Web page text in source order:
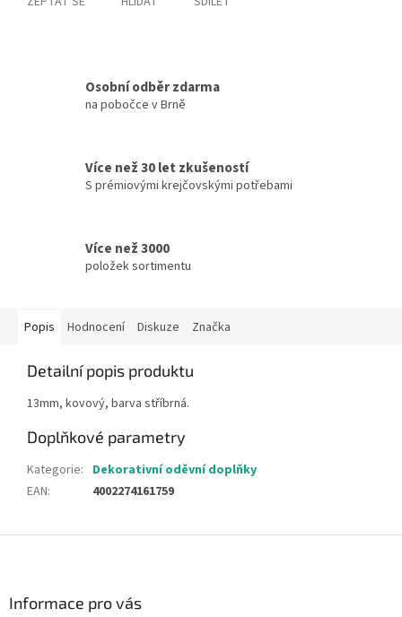
Osobní odběr zdarma
na pobočce v Brně
Více než 30 let zkušeností
S prémiovými krejčovskými potřebami
Více než 3000
položek sortimentu
Popis Hodnocení Diskuze Značka
Detailní popis produktu
13mm, kovový, barva stříbrná.
Doplňkové parametry
Kategorie: Dekorativní oděvní doplňky
EAN: 4002274161759
Informace pro vás